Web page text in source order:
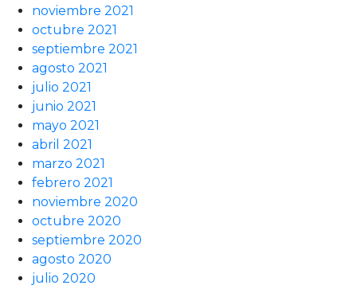
noviembre 2021
octubre 2021
septiembre 2021
agosto 2021
julio 2021
junio 2021
mayo 2021
abril 2021
marzo 2021
febrero 2021
noviembre 2020
octubre 2020
septiembre 2020
agosto 2020
julio 2020